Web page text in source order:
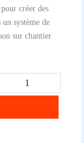
créer des
système de
sur chantier